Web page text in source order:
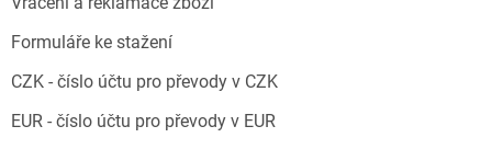
Formuláře ke stažení
CZK - číslo účtu pro převody v CZK
EUR - číslo účtu pro převody v EUR